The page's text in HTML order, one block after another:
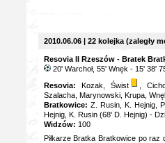
2010.06.06 | 22 kolejka (zaległy
Resovia II Rzeszów - Bratek
20' Warchoł, 55' Wnęk - 15' 38'
Resovia: Kozak, Świst ,
Szalacha, Marynowski, Krupa,
Bratkowice: Z. Rusin, K. Hejnig,
Hejnig, K. Rusin (68' D. Hejnig) -
Widzów: 100
Piłkarze Bratka Bratkowice po